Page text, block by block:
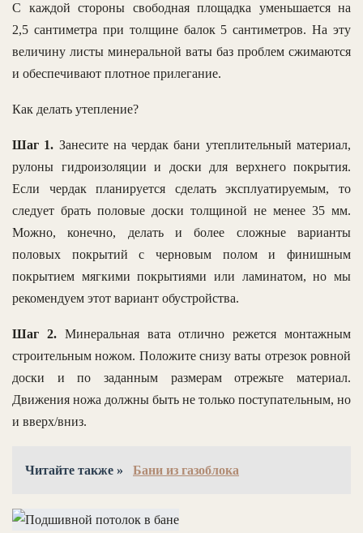
С каждой стороны свободная площадка уменьшается на
2,5 сантиметра при толщине балок 5 сантиметров. На эту
величину листы минеральной ваты баз проблем сжимаются
и обеспечивают плотное прилегание.
Как делать утепление?
Шаг 1. Занесите на чердак бани утеплительный материал,
рулоны гидроизоляции и доски для верхнего покрытия.
Если чердак планируется сделать эксплуатируемым, то
следует брать половые доски толщиной не менее 35 мм.
Можно, конечно, делать и более сложные варианты
половых покрытий с черновым полом и финишным
покрытием мягкими покрытиями или ламинатом, но мы
рекомендуем этот вариант обустройства.
Шаг 2.Минеральная вата отлично режется монтажным
строительным ножом. Положите снизу ваты отрезок ровной
доски и по заданным размерам отрежьте материал.
Движения ножа должны быть не только поступательным, но
и вверх/вниз.
Читайте также » Бани из газоблока